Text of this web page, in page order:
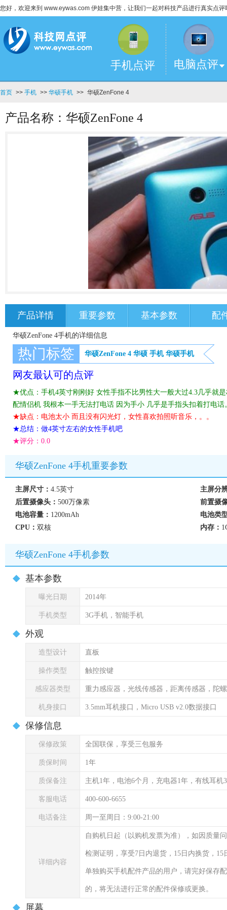
您好，欢迎来到 www.eywas.com 伊娃集中营，让我们一起对科技产品进行真实点评
手机点评 电脑点评
首页 >> 手机 >> 华硕手机 >> 华硕ZenFone 4
产品名称：华硕ZenFone 4
产品详情 重要参数 基本参数 配
华硕ZenFone 4手机的详细信息
热门标签 华硕ZenFone 4 华硕 手机 华硕手机
网友最认可的点评
★优点：手机4英寸刚刚好 女性手指不比男性大一般大过4.3几乎就
配情侣机 我根本一手无法打电话 因为手小 几乎是手指头扣着打电话
★缺点：电池太小 而且没有闪光灯，女性喜欢拍照听音乐，。。
★总结：做4英寸左右的女性手机吧
★评分： 0.0
华硕ZenFone 4手机重要参数
主屏尺寸： 4.5英寸
主屏分
后置摄像头： 500万像素
前置摄
电池容量： 1200mAh
电池类
CPU： 双核 内存：
华硕ZenFone 4手机参数
基本参数
曝光日期 2014年
手机类型 3G手机，智能手机
外观
造型设计 直板
操作类型 触控按键
感应器类型 重力感应器，光线传感器，距离传感器，陀
机身接口 3.5mm耳机接口，Micro USB v2.0数据接口
保修信息
保修政策 全国联保，享受三包服务
质保时间 1年
质保备注 主机1年，电池6个月，充电器1年，有线耳机
客服电话 400-600-6655
电话备注 周一至周日：9:00-21:00
详细内容
自购机日起（以购机发票为准），如因质量
检测证明，享受7日内退货，15日内换货，
单独购买手机配件产品的用户，请完好保存
的，将无法进行正常的配件保修或更换。
屏幕